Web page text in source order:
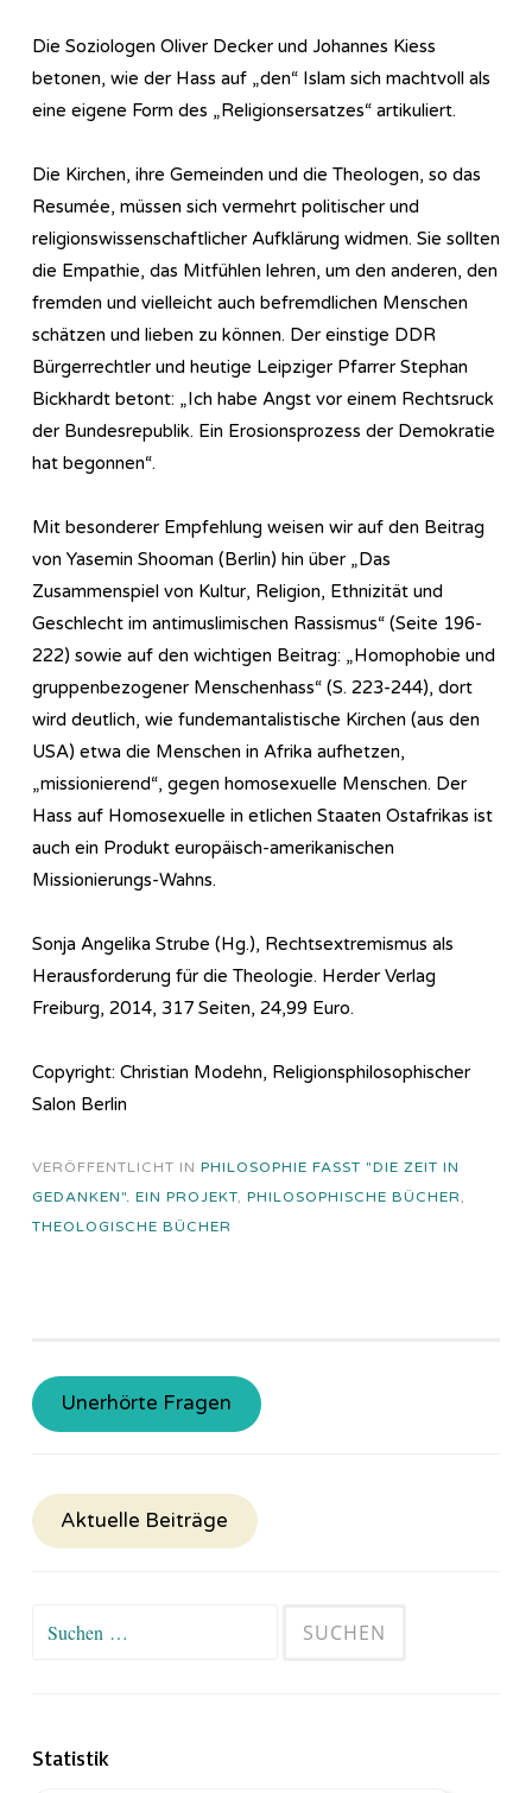
Die Soziologen Oliver Decker und Johannes Kiess
betonen, wie der Hass auf „den“ Islam sich machtvoll als
eine eigene Form des „Religionsersatzes“ artikuliert.
Die Kirchen, ihre Gemeinden und die Theologen, so das
Resumée, müssen sich vermehrt politischer und
religionswissenschaftlicher Aufklärung widmen. Sie sollten
die Empathie, das Mitfühlen lehren, um den anderen, den
fremden und vielleicht auch befremdlichen Menschen
schätzen und lieben zu können. Der einstige DDR
Bürgerrechtler und heutige Leipziger Pfarrer Stephan
Bickhardt betont: „Ich habe Angst vor einem Rechtsruck
der Bundesrepublik. Ein Erosionsprozess der Demokratie
hat begonnen“.
Mit besonderer Empfehlung weisen wir auf den Beitrag
von Yasemin Shooman (Berlin) hin über „Das
Zusammenspiel von Kultur, Religion, Ethnizität und
Geschlecht im antimuslimischen Rassismus“ (Seite 196-
222) sowie auf den wichtigen Beitrag: „Homophobie und
gruppenbezogener Menschenhass“ (S. 223-244), dort
wird deutlich, wie fundemantalistische Kirchen (aus den
USA) etwa die Menschen in Afrika aufhetzen,
„missionierend“, gegen homosexuelle Menschen. Der
Hass auf Homosexuelle in etlichen Staaten Ostafrikas ist
auch ein Produkt europäisch-amerikanischen
Missionierungs-Wahns.
Sonja Angelika Strube (Hg.), Rechtsextremismus als
Herausforderung für die Theologie. Herder Verlag
Freiburg, 2014, 317 Seiten, 24,99 Euro.
Copyright: Christian Modehn, Religionsphilosophischer
Salon Berlin
VERÖFFENTLICHT IN PHILOSOPHIE FASST "DIE ZEIT IN
GEDANKEN". EIN PROJEKT, PHILOSOPHISCHE BÜCHER,
THEOLOGISCHE BÜCHER
Unerhörte Fragen
Aktuelle Beiträge
Suchen
Statistik